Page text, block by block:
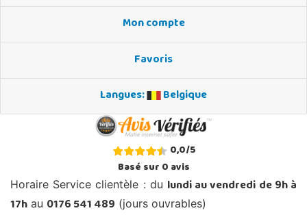
Mon compte
Favoris
Langues:
Belgique
0,0/5
Basé sur0avis
Horaire Service clientèle : du lundi au vendredi de 9h à
17h au 0176 541 489 (jours ouvrables)